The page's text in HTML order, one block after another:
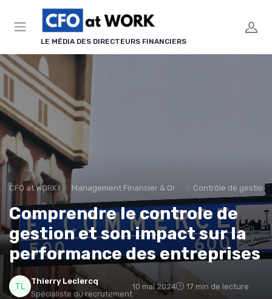
LE MÉDIA DES DIRECTEURS FINANCIERS
CFO at WORK ! Management Financier & Organisation Contrôle de gestion
Comprendre le controle de
gestion et son impact sur la
performance des entreprises
Thierry Leclercq
Spécialiste du recrutement
10 mai 2024 17 min de lecture
Panneau de gestion des cookies